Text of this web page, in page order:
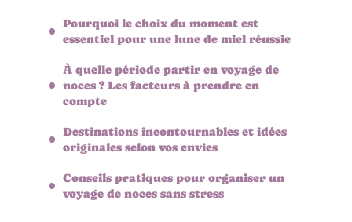
Pourquoi le choix du moment est
essentiel pour une lune de miel réussie
À quelle période partir en voyage de
noces ? Les facteurs à prendre en
compte
Destinations incontournables et idées
originales selon vos envies
Conseils pratiques pour organiser un
voyage de noces sans stress